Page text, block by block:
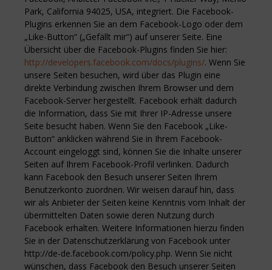
Park, California 94025, USA, integriert. Die Facebook-
Plugins erkennen Sie an dem Facebook-Logo oder dem
„Like-Button“ („Gefällt mir“) auf unserer Seite. Eine
Übersicht über die Facebook-Plugins finden Sie hier:
http://developers.facebook.com/docs/plugins/. Wenn Sie
unsere Seiten besuchen, wird über das Plugin eine
direkte Verbindung zwischen Ihrem Browser und dem
Facebook-Server hergestellt. Facebook erhält dadurch
die Information, dass Sie mit Ihrer IP-Adresse unsere
Seite besucht haben. Wenn Sie den Facebook „Like-
Button“ anklicken während Sie in Ihrem Facebook-
Account eingeloggt sind, können Sie die Inhalte unserer
Seiten auf Ihrem Facebook-Profil verlinken. Dadurch
kann Facebook den Besuch unserer Seiten Ihrem
Benutzerkonto zuordnen. Wir weisen darauf hin, dass
wir als Anbieter der Seiten keine Kenntnis vom Inhalt der
übermittelten Daten sowie deren Nutzung durch
Facebook erhalten. Weitere Informationen hierzu finden
Sie in der Datenschutzerklärung von Facebook unter
http://de-de.facebook.com/policy.php. Wenn Sie nicht
wünschen, dass Facebook den Besuch unserer Seiten